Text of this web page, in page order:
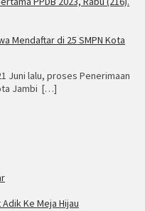
Mendaftar di 25 SMPN Kota
Juni lalu, proses Penerimaan
Jambi […]
Ke Meja Hijau